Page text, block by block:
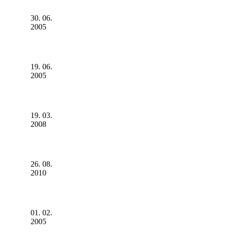
30. 06.
2005
19. 06.
2005
19. 03.
2008
26. 08.
2010
01. 02.
2005